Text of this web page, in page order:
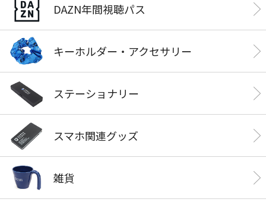
DAZN年間視聴パス
キーホルダー・アクセサリー
ステーショナリー
スマホ関連グッズ
雑貨